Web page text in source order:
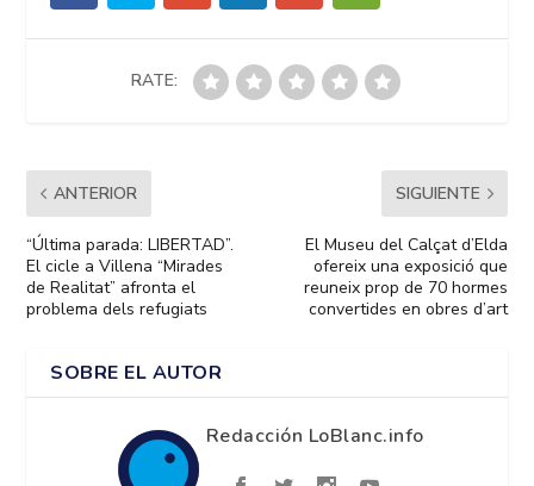
RATE:
ANTERIOR
“Última parada: LIBERTAD”.
El cicle a Villena “Mirades
de Realitat” afronta el
problema dels refugiats
SIGUIENTE
El Museu del Calçat d’Elda
ofereix una exposició que
reuneix prop de 70 hormes
convertides en obres d’art
SOBRE EL AUTOR
Redacción LoBlanc.info